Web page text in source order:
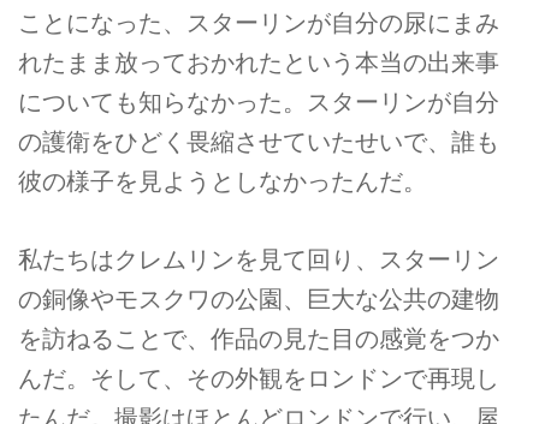
ことになった、スターリンが自分の尿にまみ
れたまま放っておかれたという本当の出来事
についても知らなかった。スターリンが自分
の護衛をひどく畏縮させていたせいで、誰も
彼の様子を見ようとしなかったんだ。
私たちはクレムリンを見て回り、スターリン
の銅像やモスクワの公園、巨大な公共の建物
を訪ねることで、作品の見た目の感覚をつか
んだ。そして、その外観をロンドンで再現し
たんだ。撮影はほとんどロンドンで行い、屋